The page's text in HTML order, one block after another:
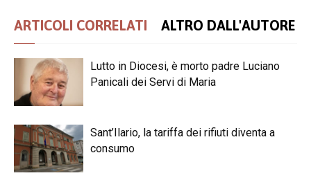
ARTICOLI CORRELATI ALTRO DALL'AUTORE
Lutto in Diocesi, è morto padre Luciano
Panicali dei Servi di Maria
Sant’Ilario, la tariffa dei rifiuti diventa a
consumo